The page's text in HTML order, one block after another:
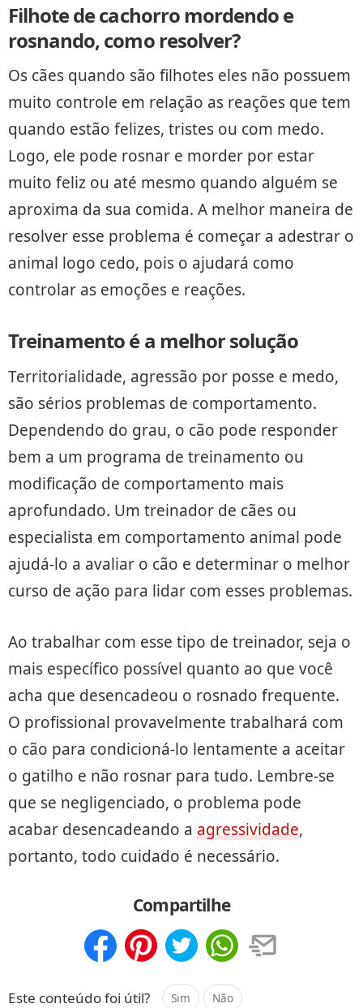
Filhote de cachorro mordendo e
rosnando, como resolver?
Os cães quando são filhotes eles não possuem
muito controle em relação as reações que tem
quando estão felizes, tristes ou com medo.
Logo, ele pode rosnar e morder por estar
muito feliz ou até mesmo quando alguém se
aproxima da sua comida. A melhor maneira de
resolver esse problema é começar a adestrar o
animal logo cedo, pois o ajudará como
controlar as emoções e reações.
Treinamento é a melhor solução
Territorialidade, agressão por posse e medo,
são sérios problemas de comportamento.
Dependendo do grau, o cão pode responder
bem a um programa de treinamento ou
modificação de comportamento mais
aprofundado. Um treinador de cães ou
especialista em comportamento animal pode
ajudá-lo a avaliar o cão e determinar o melhor
curso de ação para lidar com esses problemas.
Ao trabalhar com esse tipo de treinador, seja o
mais específico possível quanto ao que você
acha que desencadeou o rosnado frequente.
O profissional provavelmente trabalhará com
o cão para condicioná-lo lentamente a aceitar
o gatilho e não rosnar para tudo. Lembre-se
que se negligenciado, o problema pode
acabar desencadeando a agressividade,
portanto, todo cuidado é necessário.
Compartilhe
Este conteúdo foi útil? Sim Não